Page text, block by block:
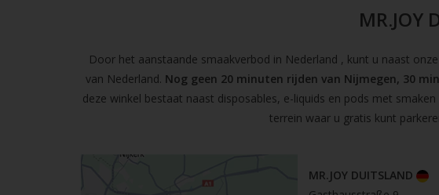
Door het aanstaande smaakverbod in Nederland , kunt u naast
van Nederland. Nog geen 20 minuten rijden van Nijmegen, 30
deze winkel bestaat naast disposables, e-liquids en pods met
terrein waar u gratis kunt
MR.JOY DUITSLAND